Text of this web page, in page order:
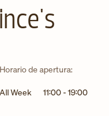
Horario de apertura:
All Week 11:00-19:00